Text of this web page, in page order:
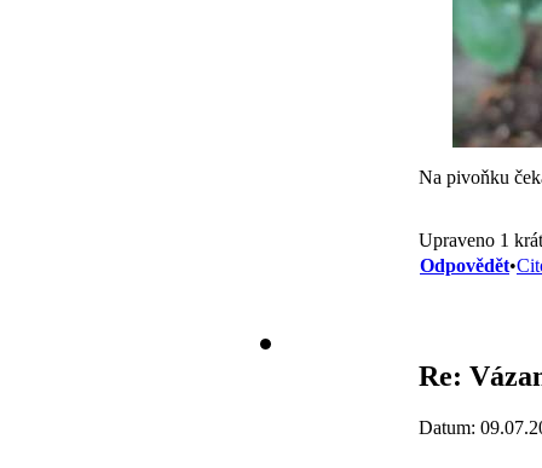
Na pivoňku
Upraveno 1
Odpovědět•
Re:
Datum: